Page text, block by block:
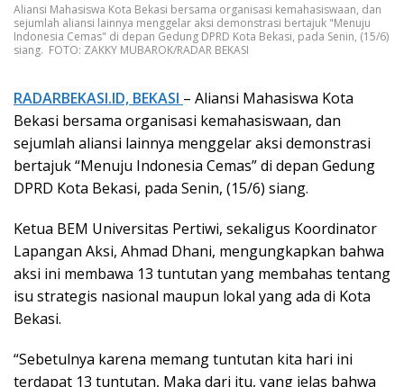
Aliansi Mahasiswa Kota Bekasi bersama organisasi kemahasiswaan, dan
sejumlah aliansi lainnya menggelar aksi demonstrasi bertajuk "Menuju
Indonesia Cemas" di depan Gedung DPRD Kota Bekasi, pada Senin, (15/6)
siang. FOTO: ZAKKY MUBAROK/RADAR BEKASI
RADARBEKASI.ID, BEKASI – Aliansi Mahasiswa Kota
Bekasi bersama organisasi kemahasiswaan, dan
sejumlah aliansi lainnya menggelar aksi demonstrasi
bertajuk “Menuju Indonesia Cemas” di depan Gedung
DPRD Kota Bekasi, pada Senin, (15/6) siang.
Ketua BEM Universitas Pertiwi, sekaligus Koordinator
Lapangan Aksi, Ahmad Dhani, mengungkapkan bahwa
aksi ini membawa 13 tuntutan yang membahas tentang
isu strategis nasional maupun lokal yang ada di Kota
Bekasi.
“Sebetulnya karena memang tuntutan kita hari ini
terdapat 13 tuntutan, Maka dari itu, yang jelas bahwa